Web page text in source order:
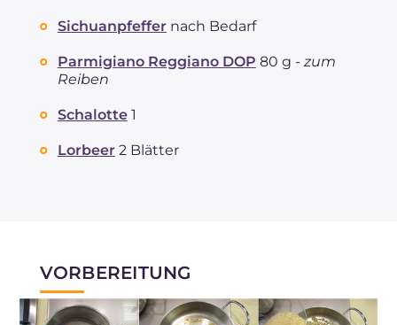
Sichuanpfeffer nach Bedarf
Parmigiano Reggiano DOP 80 g - zum
Reiben
Schalotte 1
Lorbeer 2 Blätter
VORBEREITUNG